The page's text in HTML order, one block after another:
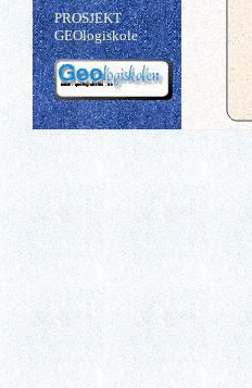
PROSJEKT
GEOlogiskole